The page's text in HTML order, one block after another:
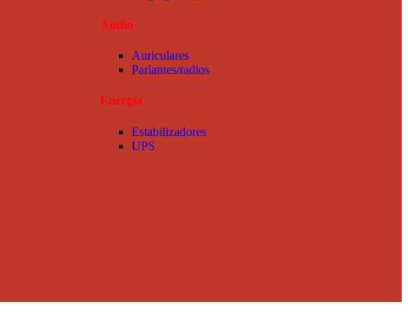
Audio
Auriculares
Parlantes/radios
Energía
Estabilizadores
UPS